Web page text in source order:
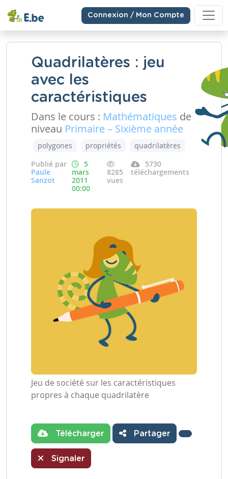
Connexion / Mon Compte
Quadrilatères : jeu
avec les
caractéristiques
Dans le cours : Mathématiques de
niveau Primaire – Sixième année
polygones propriétés
quadrilatères
Publié par
Paule
Sanzot
5
mars
2011
00:00
8285
vues
5730
téléchargements
Jeu de société sur les caractéristiques
propres à chaque quadrilatère
Télécharger Partager
Signaler